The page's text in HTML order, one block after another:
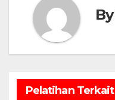
By
Pelatihan Terkait